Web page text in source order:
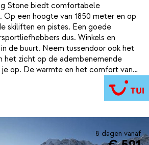
Stone biedt comfortabele
Op een hoogte van 1850 meter en op
skiliften en pistes. Een goede
dus. Winkels en
de buurt. Neem tussendoor ook het
het zicht op de adembenemende
op. De warmte en het comfort van
je je weer op te laden voor een volgende
8 dagen vanaf